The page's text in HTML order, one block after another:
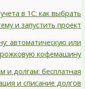
в 1С: как выбрать
и запустить проект
автоматическую или
рожковую кофемашину
и долгам: бесплатная
и списание долгов